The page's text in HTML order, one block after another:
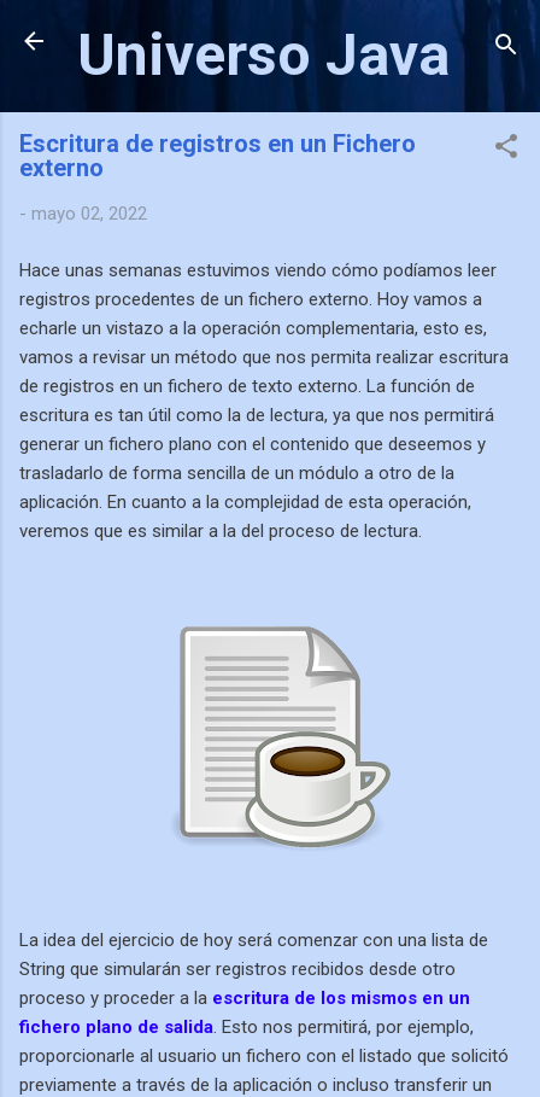
Ir al contenido principal
Universo Java
Escritura de registros en un Fichero
externo
- mayo 02, 2022
Hace unas semanas estuvimos viendo cómo podíamos leer
registros procedentes de un fichero externo. Hoy vamos a
echarle un vistazo a la operación complementaria, esto es,
vamos a revisar un método que nos permita realizar escritura
de registros en un fichero de texto externo. La función de
escritura es tan útil como la de lectura, ya que nos permitirá
generar un fichero plano con el contenido que deseemos y
trasladarlo de forma sencilla de un módulo a otro de la
aplicación. En cuanto a la complejidad de esta operación,
veremos que es similar a la del proceso de lectura.
La idea del ejercicio de hoy será comenzar con una lista de
String que simularán ser registros recibidos desde otro
proceso y proceder a la escritura de los mismos en un
fichero plano de salida . Esto nos permitirá, por ejemplo,
proporcionarle al usuario un fichero con el listado que solicitó
previamente a través de la aplicación o incluso transferir un